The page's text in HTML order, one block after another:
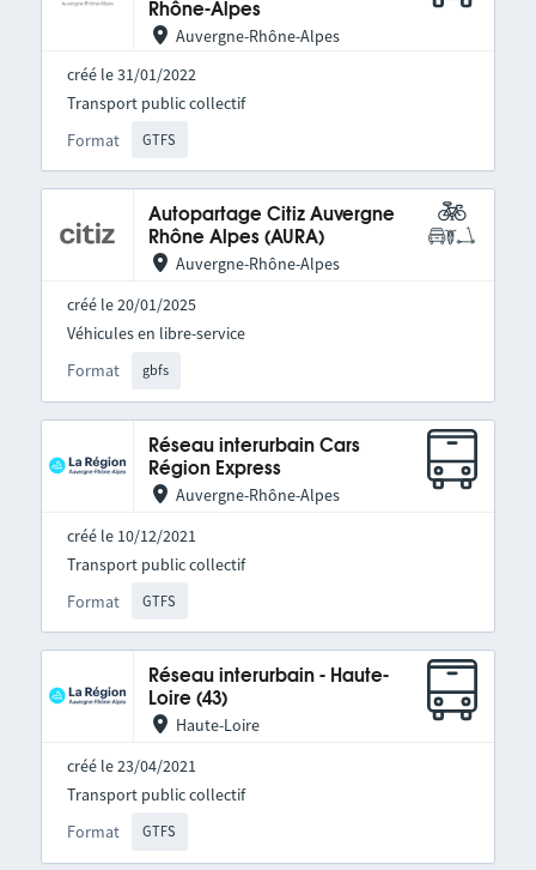
Rhône-Alpes
Auvergne-Rhône-Alpes
créé le 31/01/2022
Format GTFS
Transport public collectif
Autopartage Citiz Auvergne
Rhône Alpes (AURA)
Auvergne-Rhône-Alpes
créé le 20/01/2025
Format gbfs
Véhicules en libre-service
Réseau interurbain Cars
Région Express
Auvergne-Rhône-Alpes
créé le 10/12/2021
Format GTFS
Transport public collectif
Réseau interurbain - Haute-
Loire (43)
Haute-Loire
créé le 23/04/2021
Format GTFS
Transport public collectif